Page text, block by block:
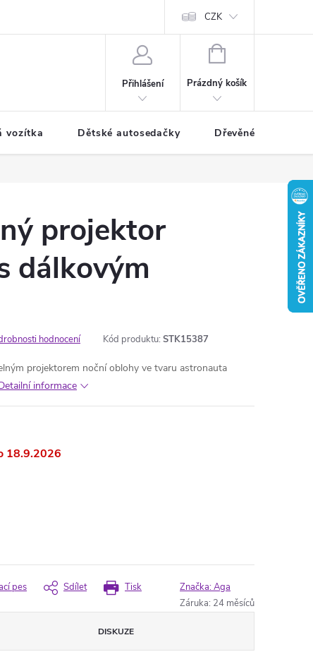
CZK
Přihlášení
NÁKUPNÍ
Prázdný košík
vozítka Dětské autosedačky Dřevěné hračky
projektor
dálkovým
hodnocení Kód produktu: STK15387
projektorem noční oblohy ve tvaru astronauta
informace
18.9.2026
Tisk
pes Sdílet Značka:Aga
Záruka: 24 měsíců
DISKUZE